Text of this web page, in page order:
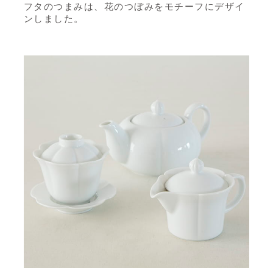
フタのつまみは、花のつぼみをモチーフにデザイ
ンしました。